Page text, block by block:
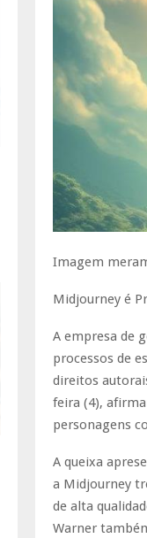
Imagem
Midjourney é
A empresa de
processos de
direitos
feira (4),
personagens
A queixa
a Midjourney
de alta
Warner